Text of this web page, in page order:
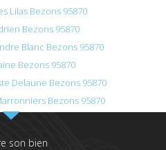
Lilas Bezons 95870
Bezons 95870
Blanc Bezons 95870
Bezons 95870
Delaune Bezons 95870
Bezons 95870
son bien